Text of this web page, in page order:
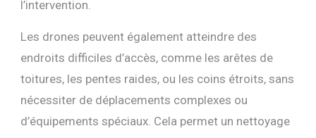
l’intervention.
Les drones peuvent également atteindre des
endroits difficiles d’accès, comme les arêtes de
toitures, les pentes raides, ou les coins étroits, sans
nécessiter de déplacements complexes ou
d’équipements spéciaux. Cela permet un nettoyage